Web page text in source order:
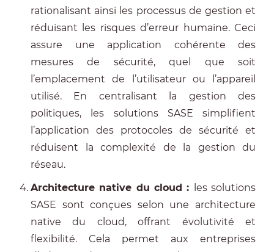
rationalisant ainsi les processus de gestion et
réduisant les risques d’erreur humaine. Ceci
assure une application cohérente des
mesures de sécurité, quel que soit
l’emplacement de l’utilisateur ou l’appareil
utilisé. En centralisant la gestion des
politiques, les solutions SASE simplifient
l’application des protocoles de sécurité et
réduisent la complexité de la gestion du
réseau.
Architecture native du cloud :
les solutions
SASE sont conçues selon une architecture
native du cloud, offrant évolutivité et
flexibilité. Cela permet aux entreprises